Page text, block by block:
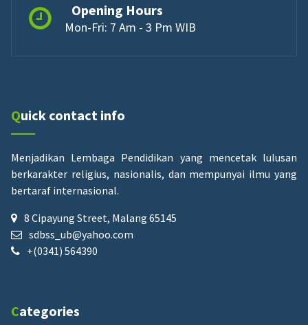
Opening Hours
Mon-Fri: 7 Am - 3 Pm WIB
Quick contact info
Menjadikan Lembaga Pendidikan yang mencetak lulusan
berkarakter religius, nasionalis, dan mempunyai ilmu yang
bertaraf internasional.
8 Cipayung Street, Malang 65145
sdbss_ub@yahoo.com
+(0341) 564390
Categories